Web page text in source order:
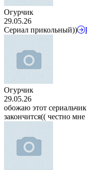
Огурчик
29.05.26
Сериал прикольный))
Огурчик
29.05.26
обожаю этот
закончится(( честно мне